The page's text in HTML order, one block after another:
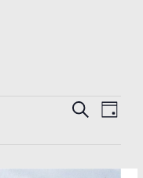
und
SucheTag